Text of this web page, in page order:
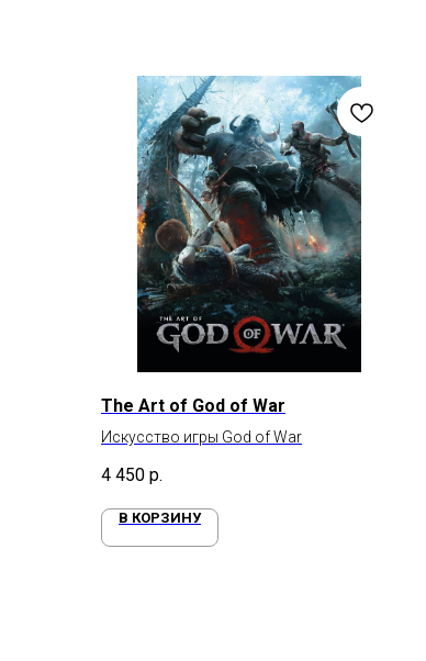
The Art of God of War
Искусство игры God of War
4 450 р.
В КОРЗИНУ